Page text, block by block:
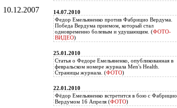
10.12.2007
14.07.2010
Федор Емельяненко против Фабрицио Вердума.
Победа Вердума приемом, который стал
одновременно болевым и удушающим. (ФОТО-
ВИДЕО)
25.01.2010
Статья о Федоре Емельяненко, опубликованная в
февральском номере журнала Men's Health.
Страницы журнала. (ФОТО)
22.01.2010
Фёдор Емельяненко встретится в бою с Фабрицио
Вердумом 16 Апреля (ФОТО)